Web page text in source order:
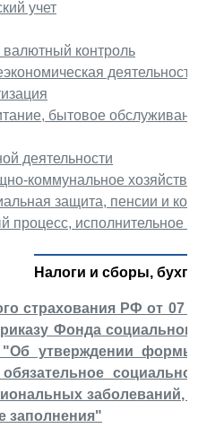
учет
контроль
деятельность
бытовое
деятельности
коммунальное хозяйство
защита, пенсии и
процесс, исполнительное
Налоги и сборы,
страхования РФ от 07
Фонда
"Об утверждении
заболеваний,
заполнения"